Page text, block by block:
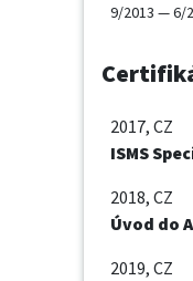
9/2013 —6/
2017, CZ
ISMS
2018, CZ
Úvod do
2019, CZ